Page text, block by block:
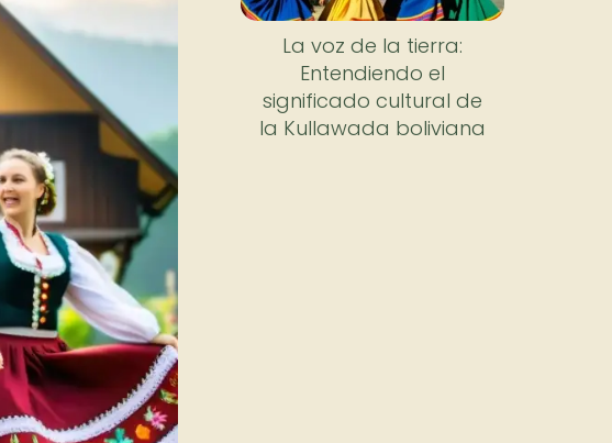
La voz de la tierra:
Entendiendo el
significado cultural de
la Kullawada boliviana